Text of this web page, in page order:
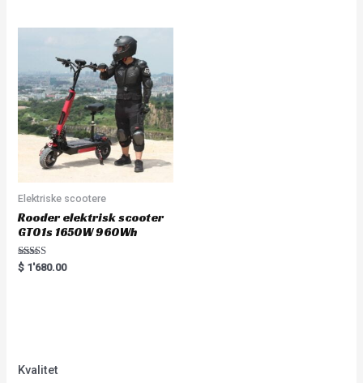
Elektriske scootere
Rooder elektrisk scooter
GT01s 1650W 960Wh
Rated
5.00
$ 1'680.00
Kvalitet